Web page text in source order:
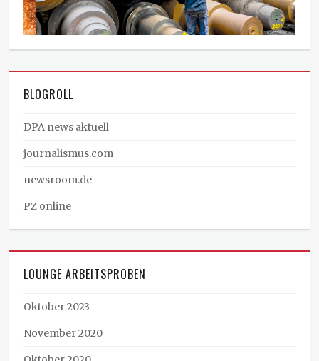
BLOGROLL
DPA news aktuell
journalismus.com
newsroom.de
PZ online
LOUNGE ARBEITSPROBEN
Oktober 2023
November 2020